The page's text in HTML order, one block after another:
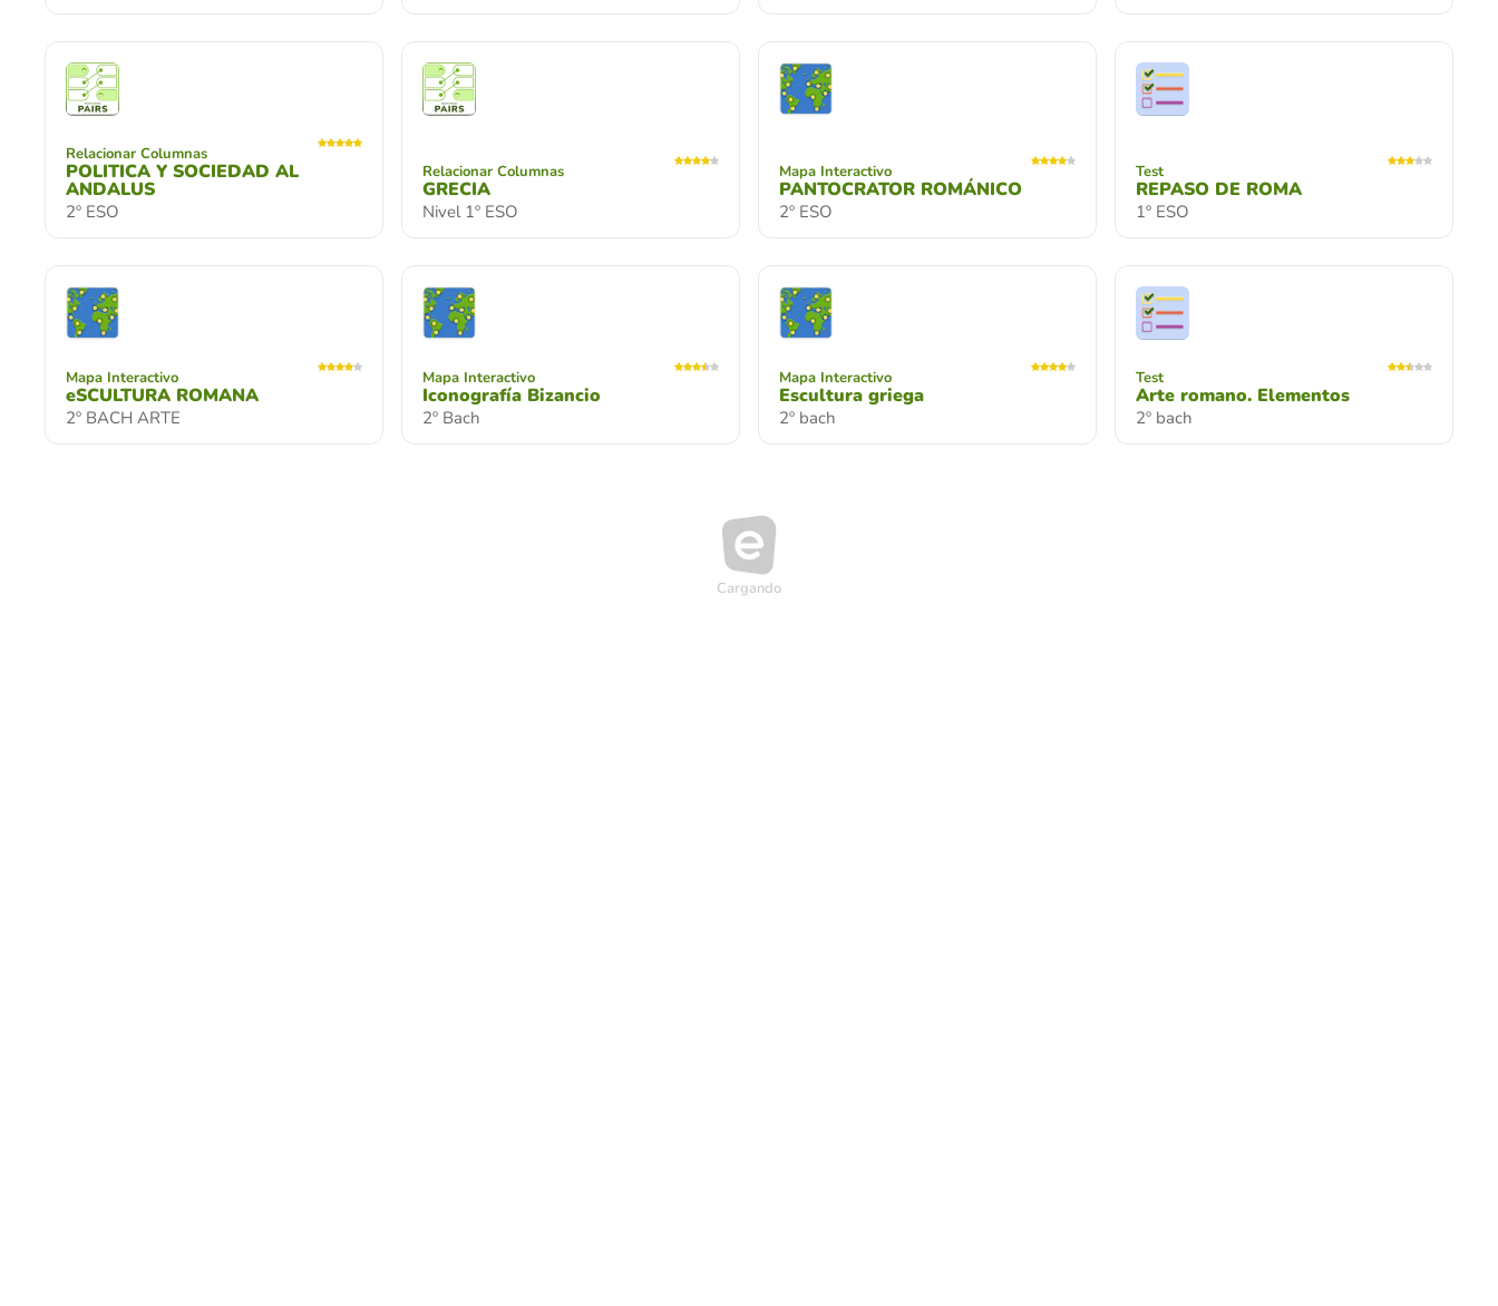
Relacionar Columnas
POLITICA Y SOCIEDAD AL
ANDALUS
2º ESO
Relacionar Columnas
GRECIA
Nivel 1º ESO
Mapa Interactivo
PANTOCRATOR ROMÁNICO
2º ESO
Test
REPASO DE ROMA
1º ESO
Mapa Interactivo
eSCULTURA ROMANA
2º BACH ARTE
Mapa Interactivo
Iconografía Bizancio
2º Bach
Mapa Interactivo
Escultura griega
2º bach
Test
Arte romano. Elementos
2º bach